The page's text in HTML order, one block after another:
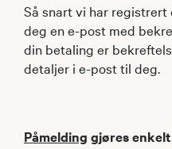
Så snart vi har
deg en e-post med
din betaling er
detaljer i e-post til deg.
Påmelding gjøres enkelt